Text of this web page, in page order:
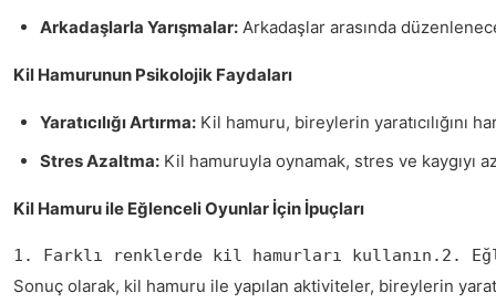
Arkadaşlarla Yarışmalar: Arkadaşlar arasında
Kil Hamurunun Psikolojik Faydaları
Yaratıcılığı Artırma: Kil hamuru, bireylerin yaratıcılığını
Stres Azaltma: Kil hamuruyla oynamak, stres ve kaygıyı
Kil Hamuru ile Eğlenceli Oyunlar İçin İpuçları
1. Farklı renklerde kil hamurları kullanın.2.
Sonuç olarak, kil hamuru ile yapılan aktiviteler, bireylerin